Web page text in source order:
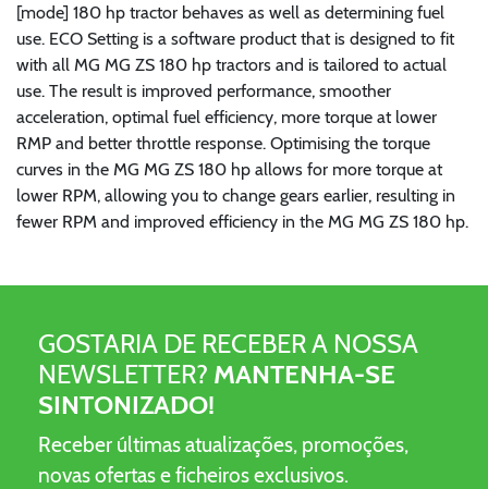
[mode] 180 hp tractor behaves as well as determining fuel
use. ECO Setting is a software product that is designed to fit
with all MG MG ZS 180 hp tractors and is tailored to actual
use. The result is improved performance, smoother
acceleration, optimal fuel efficiency, more torque at lower
RMP and better throttle response. Optimising the torque
curves in the MG MG ZS 180 hp allows for more torque at
lower RPM, allowing you to change gears earlier, resulting in
fewer RPM and improved efficiency in the MG MG ZS 180 hp.
GOSTARIA DE RECEBER A NOSSA
NEWSLETTER? MANTENHA-SE
SINTONIZADO!
Receber últimas atualizações, promoções,
novas ofertas e ficheiros exclusivos.